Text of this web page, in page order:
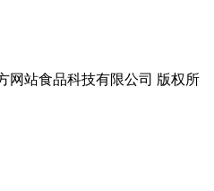
网站食品科技有限公司 版权所